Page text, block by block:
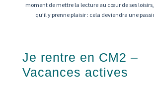
moment de mettre la lecture au cœur de ses
qu’il y prenne plaisir : cela deviendra une
Je rentre en CM2 –
Vacances actives